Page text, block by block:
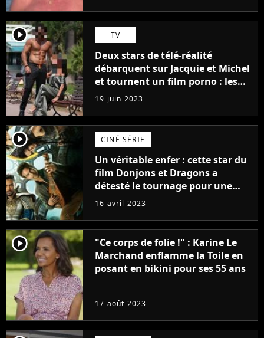
player2 TV
Deux stars de télé-réalité
débarquent sur Jacquie et Michel
et tournent un film porno : les
premières images du tournage
(exclu)
19 juin 2023
player2 CINÉ SÉRIE
Un véritable enfer : cette star du
film Donjons et Dragons a
détesté le tournage pour une
raison très spéciale
16 avril 2023
player2
"Ce corps de folie !" : Karine Le
Marchand enflamme la Toile en
posant en bikini pour ses 55 ans
17 août 2023